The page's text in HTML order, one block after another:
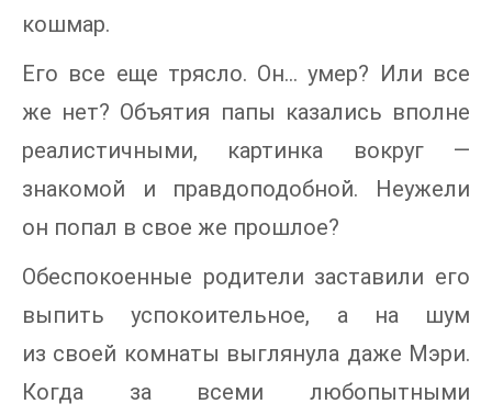
кошмар.
Его все еще трясло. Он… умер? Или все
же нет? Объятия папы казались вполне
реалистичными, картинка вокруг —
знакомой и правдоподобной. Неужели
он попал в свое же прошлое?
Обеспокоенные родители заставили его
выпить успокоительное, а на шум
из своей комнаты выглянула даже Мэри.
Когда за всеми любопытными